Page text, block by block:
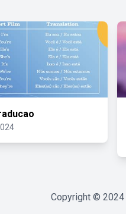
Copyright © 2024